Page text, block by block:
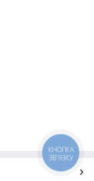
КНОПКА
ЗВ'ЯЗКУ